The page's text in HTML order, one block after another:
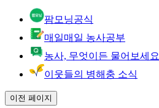
팜모닝공식
매일매일 농사공부
농사, 무엇이든 물어보세요
이웃들의 병해충 소식
이전 페이지